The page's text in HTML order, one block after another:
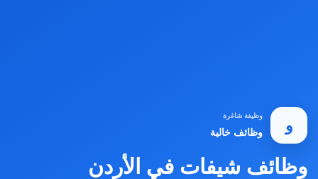
و
وظيفة شاغرة
وظائف خالية
وظائف شيفات في الأردن